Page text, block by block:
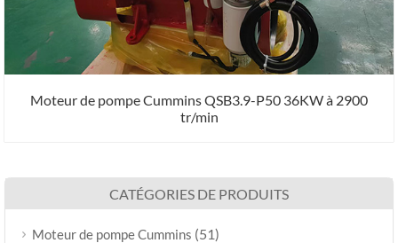
Moteur de pompe Cummins QSB3.9-P50 36KW à 2900
tr/min
CATÉGORIES DE PRODUITS
Moteur de pompe Cummins (51)